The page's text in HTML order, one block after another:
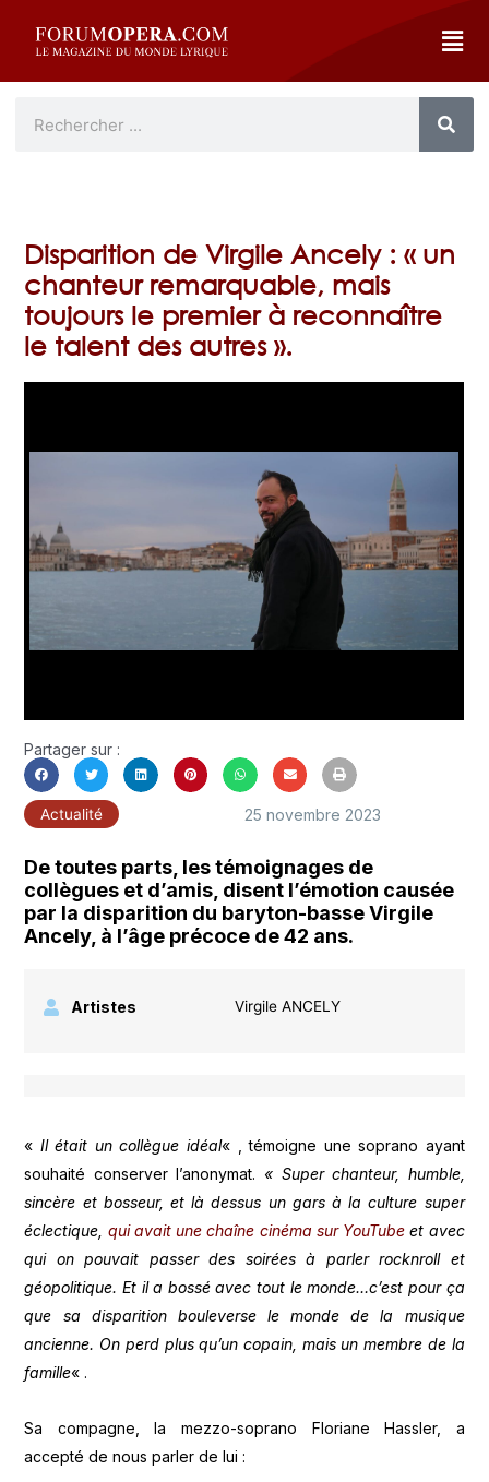
Disparition de Virgile Ancely : « un
chanteur remarquable, mais
toujours le premier à reconnaître
le talent des autres ».
Partager sur :
Actualité 25 novembre 2023
De toutes parts, les témoignages de
collègues et d’amis, disent l’émotion causée
par la disparition du baryton-basse Virgile
Ancely, à l’âge précoce de 42 ans.
Artistes Virgile ANCELY
« Il était un collègue idéal« , témoigne une soprano ayant
souhaité conserver l’anonymat. « Super chanteur, humble,
sincère et bosseur, et là dessus un gars à la culture super
éclectique, qui avait une chaîne cinéma sur YouTube et avec
qui on pouvait passer des soirées à parler rocknroll et
géopolitique. Et il a bossé avec tout le monde…c’est pour ça
que sa disparition bouleverse le monde de la musique
ancienne. On perd plus qu’un copain, mais un membre de la
famille« .
Sa compagne, la mezzo-soprano Floriane Hassler, a
accepté de nous parler de lui :